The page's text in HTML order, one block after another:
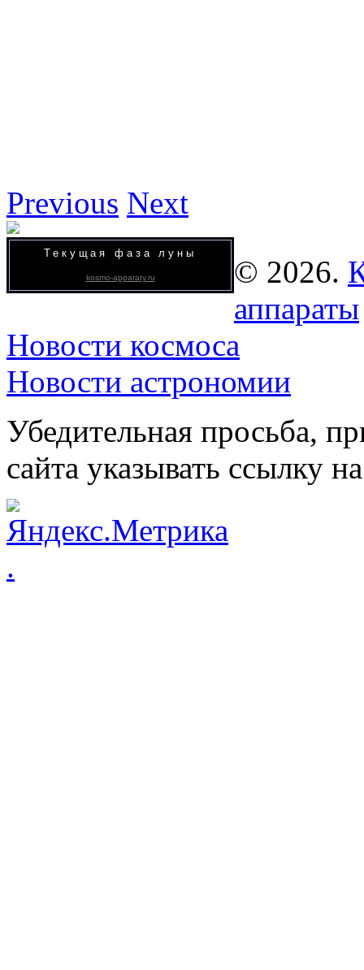
Previous Next
Текущая фаза луны
kosmo-apparaty.ru © 2026.
аппараты
Новости космоса
Новости астрономии
Убедительная просьба,
сайта указывать ссылку
.